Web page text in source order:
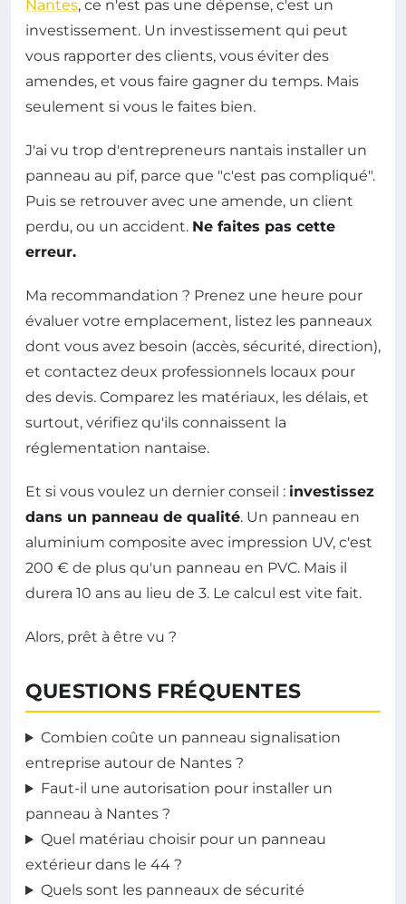
Nantes, ce n'est pas une dépense, c'est un
investissement. Un investissement qui peut
vous rapporter des clients, vous éviter des
amendes, et vous faire gagner du temps. Mais
seulement si vous le faites bien.
J'ai vu trop d'entrepreneurs nantais installer un
panneau au pif, parce que "c'est pas compliqué".
Puis se retrouver avec une amende, un client
perdu, ou un accident. Ne faites pas cette
erreur.
Ma recommandation ? Prenez une heure pour
évaluer votre emplacement, listez les panneaux
dont vous avez besoin (accès, sécurité, direction),
et contactez deux professionnels locaux pour
des devis. Comparez les matériaux, les délais, et
surtout, vérifiez qu'ils connaissent la
réglementation nantaise.
Et si vous voulez un dernier conseil : investissez
dans un panneau de qualité. Un panneau en
aluminium composite avec impression UV, c'est
200 € de plus qu'un panneau en PVC. Mais il
durera 10 ans au lieu de 3. Le calcul est vite fait.
Alors, prêt à être vu ?
QUESTIONS FRÉQUENTES
Combien coûte un panneau signalisation
entreprise autour de Nantes ?
Faut-il une autorisation pour installer un
panneau à Nantes ?
Quel matériau choisir pour un panneau
extérieur dans le 44 ?
Quels sont les panneaux de sécurité